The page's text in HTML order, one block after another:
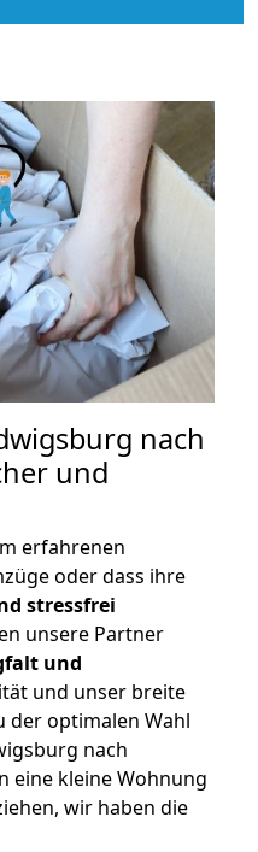
nach
und
erfahrenen
oder dass ihre
stressfrei
unsere Partner
und
und unser breite
der optimalen Wahl
nach
eine kleine Wohnung
wir haben die